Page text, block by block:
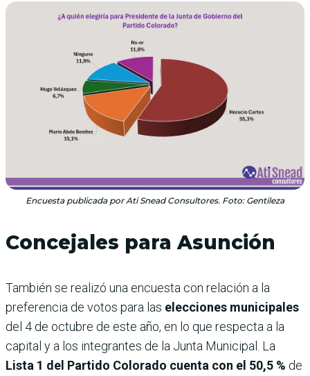
Encuesta publicada por Ati Snead Consultores. Foto: Gentileza
Concejales para Asunción
También se realizó una encuesta con relación a la
preferencia de votos para las elecciones municipales
del 4 de octubre de este año, en lo que respecta a la
capital y a los integrantes de la Junta Municipal. La
Lista 1 del Partido Colorado cuenta con el 50,5 % de